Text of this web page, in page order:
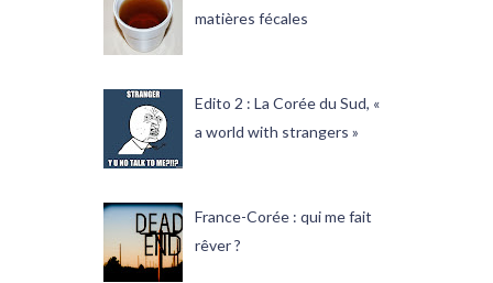
matières fécales
Edito 2 : La Corée du Sud, «
a world with strangers »
France-Corée : qui me fait
rêver ?